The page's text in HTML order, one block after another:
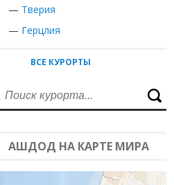
— Тверия
— Герцлия
ВСЕ КУРОРТЫ
АШДОД НА КАРТЕ МИРА